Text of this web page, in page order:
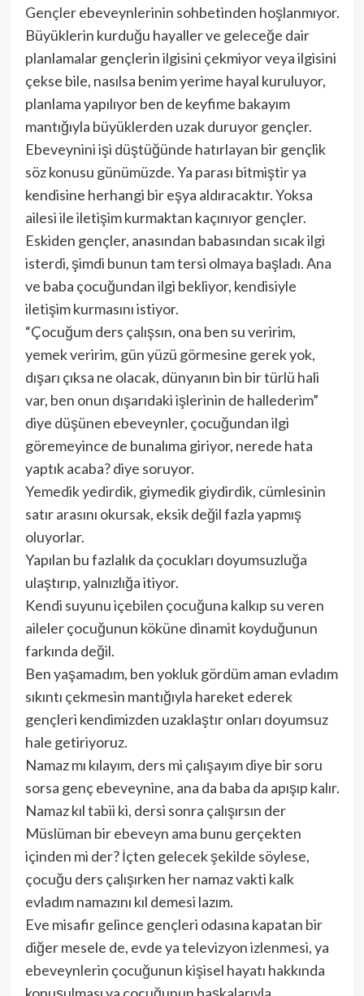
Gençler ebeveynlerinin sohbetinden hoşlanmıyor.
Büyüklerin kurduğu hayaller ve geleceğe dair
planlamalar gençlerin ilgisini çekmiyor veya ilgisini
çekse bile, nasılsa benim yerime hayal kuruluyor,
planlama yapılıyor ben de keyfime bakayım
mantığıyla büyüklerden uzak duruyor gençler.
Ebeveynini işi düştüğünde hatırlayan bir gençlik
söz konusu günümüzde. Ya parası bitmiştir ya
kendisine herhangi bir eşya aldıracaktır. Yoksa
ailesi ile iletişim kurmaktan kaçınıyor gençler.
Eskiden gençler, anasından babasından sıcak ilgi
isterdi, şimdi bunun tam tersi olmaya başladı. Ana
ve baba çocuğundan ilgi bekliyor, kendisiyle
iletişim kurmasını istiyor.
“Çocuğum ders çalışsın, ona ben su veririm,
yemek veririm, gün yüzü görmesine gerek yok,
dışarı çıksa ne olacak, dünyanın bin bir türlü hali
var, ben onun dışarıdaki işlerinin de hallederim”
diye düşünen ebeveynler, çocuğundan ilgi
göremeyince de bunalıma giriyor, nerede hata
yaptık acaba? diye soruyor.
Yemedik yedirdik, giymedik giydirdik, cümlesinin
satır arasını okursak, eksik değil fazla yapmış
oluyorlar.
Yapılan bu fazlalık da çocukları doyumsuzluğa
ulaştırıp, yalnızlığa itiyor.
Kendi suyunu içebilen çocuğuna kalkıp su veren
aileler çocuğunun köküne dinamit koyduğunun
farkında değil.
Ben yaşamadım, ben yokluk gördüm aman evladım
sıkıntı çekmesin mantığıyla hareket ederek
gençleri kendimizden uzaklaştır onları doyumsuz
hale getiriyoruz.
Namaz mı kılayım, ders mi çalışayım diye bir soru
sorsa genç ebeveynine, ana da baba da apışıp kalır.
Namaz kıl tabii ki, dersi sonra çalışırsın der
Müslüman bir ebeveyn ama bunu gerçekten
içinden mi der? İçten gelecek şekilde söylese,
çocuğu ders çalışırken her namaz vakti kalk
evladım namazını kıl demesi lazım.
Eve misafir gelince gençleri odasına kapatan bir
diğer mesele de, evde ya televizyon izlenmesi, ya
ebeveynlerin çocuğunun kişisel hayatı hakkında